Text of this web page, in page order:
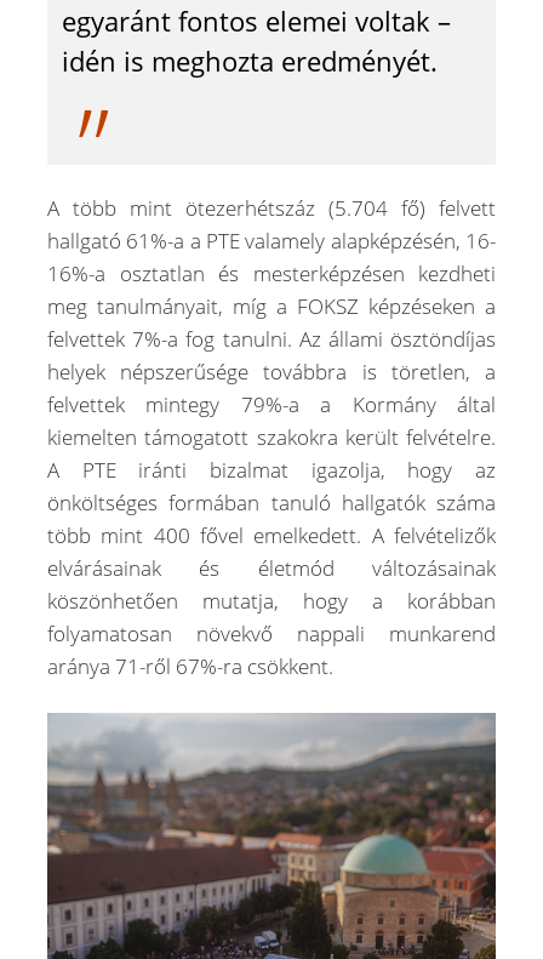
egyaránt fontos elemei voltak –
idén is meghozta eredményét.
A több mint ötezerhétszáz (5.704 fő) felvett
hallgató 61%-a a PTE valamely alapképzésén, 16-
16%-a osztatlan és mesterképzésen kezdheti
meg tanulmányait, míg a FOKSZ képzéseken a
felvettek 7%-a fog tanulni. Az állami ösztöndíjas
helyek népszerűsége továbbra is töretlen, a
felvettek mintegy 79%-a a Kormány által
kiemelten támogatott szakokra került felvételre.
A PTE iránti bizalmat igazolja, hogy az
önköltséges formában tanuló hallgatók száma
több mint 400 fővel emelkedett. A felvételizők
elvárásainak és életmód változásainak
köszönhetően mutatja, hogy a korábban
folyamatosan növekvő nappali munkarend
aránya 71-ről 67%-ra csökkent.